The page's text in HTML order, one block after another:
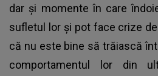
dar și momente în care
sufletul lor și pot face crize
că nu este bine să trăiască
comportamentul lor din